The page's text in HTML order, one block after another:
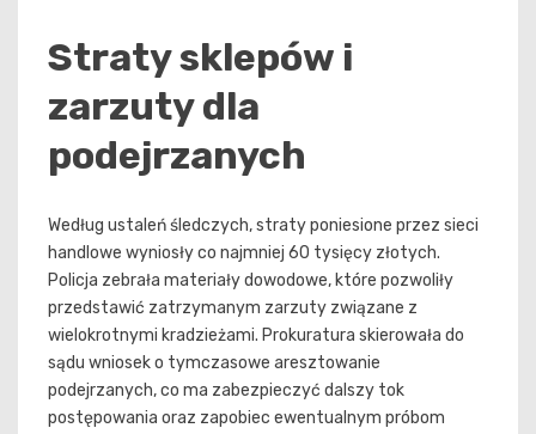
Straty sklepów i
zarzuty dla
podejrzanych
Według ustaleń śledczych, straty poniesione przez sieci
handlowe wyniosły co najmniej 60 tysięcy złotych.
Policja zebrała materiały dowodowe, które pozwoliły
przedstawić zatrzymanym zarzuty związane z
wielokrotnymi kradzieżami. Prokuratura skierowała do
sądu wniosek o tymczasowe aresztowanie
podejrzanych, co ma zabezpieczyć dalszy tok
postępowania oraz zapobiec ewentualnym próbom